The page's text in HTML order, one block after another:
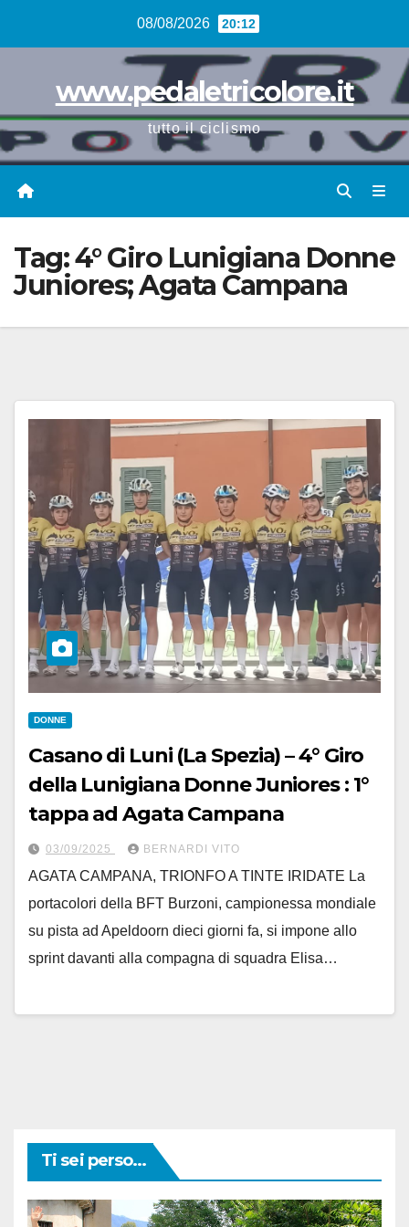
08/08/2026 20:12
www.pedaletricolore.it
tutto il ciclismo
Tag:4° Giro Lunigiana Donne
Juniores; Agata Campana
DONNE
Casano di Luni (La Spezia) – 4° Giro
della Lunigiana Donne Juniores : 1°
tappa ad Agata Campana
03/09/2025 BERNARDI VITO
AGATA CAMPANA, TRIONFO A TINTE IRIDATE La
portacolori della BFT Burzoni, campionessa mondiale
su pista ad Apeldoorn dieci giorni fa, si impone allo
sprint davanti alla compagna di squadra Elisa…
Ti sei perso...